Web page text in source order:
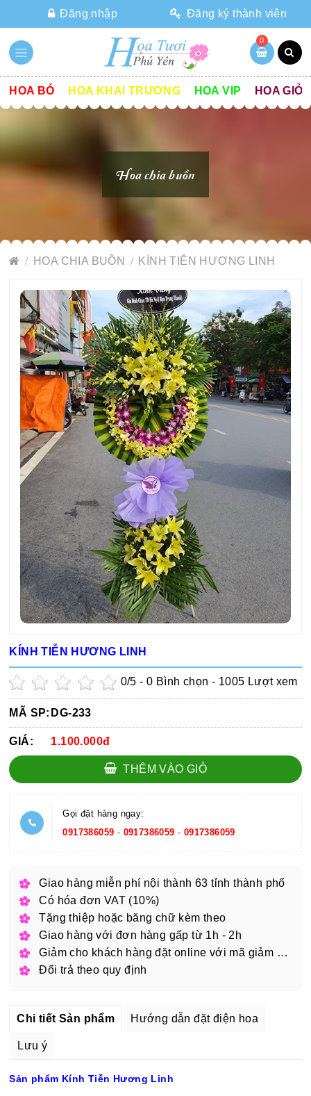
Đăng nhập Đăng ký thành viên
0
HOA BÓ HOA KHAI TRƯƠNG HOA VIP HOA GIỎ
Hoa chia buồn
HOA CHIA BUỒN KÍNH TIỄN HƯƠNG LINH
KÍNH TIỄN HƯƠNG LINH
0/5 -0 Bình chọn - 1005 Lượt xem
MÃ SP: DG-233
GIÁ: 1.100.000đ
THÊM VÀO GIỎ
Gọi đặt hàng ngay:
0917386059 - 0917386059 - 0917386059
Giao hàng miễn phí nội thành 63 tỉnh thành phố
Có hóa đơn VAT (10%)
Tặng thiệp hoặc băng chữ kèm theo
Giao hàng với đơn hàng gấp từ 1h - 2h
Giảm cho khách hàng đặt online với mã giảm giá
Đổi trả theo quy định
Chi tiết Sản phẩm Hướng dẫn đặt điện hoa
Lưu ý
Sản phẩm Kính Tiễn Hương Linh